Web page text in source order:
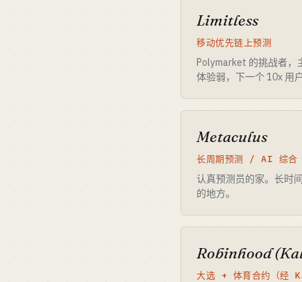
Limitless
移动优先链上预测
Polymarket 的挑战者，
体验弱，下一个 10x 用
Metaculus
长周期预测 / AI 综合
认真预测员的家。长时
的地方。
Robinhood
大选 + 体育合约（经